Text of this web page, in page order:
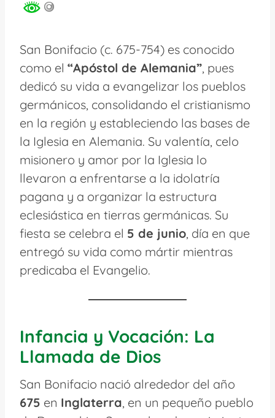
San Bonifacio (c. 675-754) es conocido
como el “Apóstol de Alemania”, pues
dedicó su vida a evangelizar los pueblos
germánicos, consolidando el cristianismo
en la región y estableciendo las bases de
la Iglesia en Alemania. Su valentía, celo
misionero y amor por la Iglesia lo
llevaron a enfrentarse a la idolatría
pagana y a organizar la estructura
eclesiástica en tierras germánicas. Su
fiesta se celebra el 5 de junio, día en que
entregó su vida como mártir mientras
predicaba el Evangelio.
Infancia y Vocación: La
Llamada de Dios
San Bonifacio nació alrededor del año
675 en Inglaterra, en un pequeño pueblo